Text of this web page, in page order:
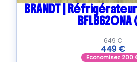
BRANDT |
BFL8620NA
649€
449 €
Economisez 200